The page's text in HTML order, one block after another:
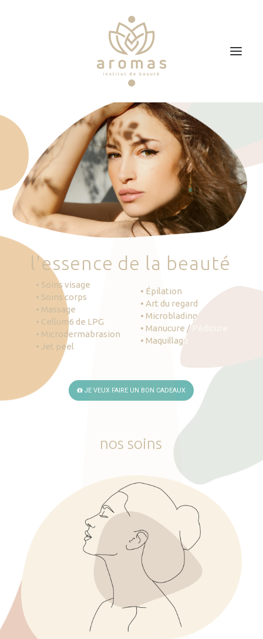
Soins
Je veux faire un bon cadeau
Plan d’accès
Prendre RDV
'essence de la beauté
• Soins visage
• Soins corps
• Massage
• Cellum6 de LPG
• Microdermabrasion
• Jet peel
• Épilation
• Art du regard
• Microblading
• Manucure / Pédicure
• Maquillage
JE VEUX FAIRE UN BON CADEAUX
nos soins